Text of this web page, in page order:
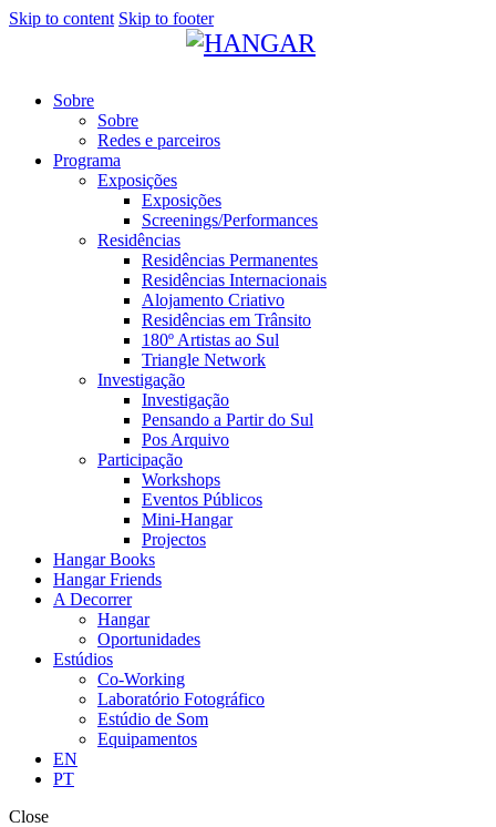
Skip to content Skip to footer
Sobre
Sobre
Redes e parceiros
Programa
Exposições
Exposições
Screenings/Performances
Residências
Residências Permanentes
Residências Internacionais
Alojamento Criativo
Residências em Trânsito
180º Artistas ao Sul
Triangle Network
Investigação
Investigação
Pensando a Partir do Sul
Pos Arquivo
Participação
Workshops
Eventos Públicos
Mini-Hangar
Projectos
Hangar Books
Hangar Friends
A Decorrer
Hangar
Oportunidades
Estúdios
Co-Working
Laboratório Fotográfico
Estúdio de Som
Equipamentos
EN
PT
Close